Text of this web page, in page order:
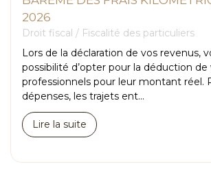
2026
Droit fiscal / Fiscalité des particuliers
Lors de la déclaration de vos revenus,
possibilité d’opter pour la déduction de
professionnels pour leur montant réel.
dépenses, les trajets ent...
Lire la suite